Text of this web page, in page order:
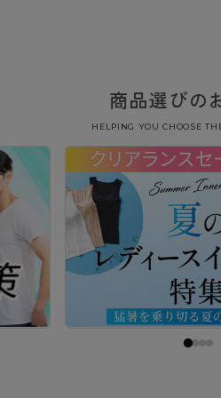
商品選びの
HELPING YOU CHOOSE